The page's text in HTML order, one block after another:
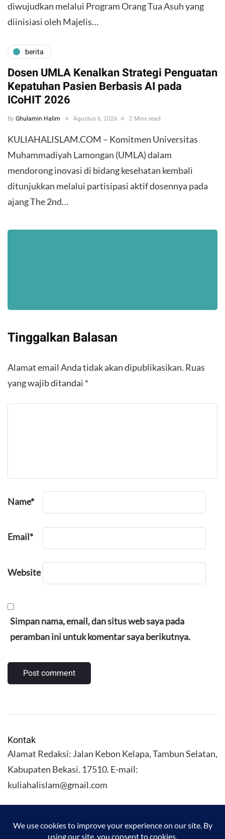
diwujudkan melalui Program Orang Tua Asuh yang
diinisiasi oleh Majelis…
berita
Dosen UMLA Kenalkan Strategi Penguatan
Kepatuhan Pasien Berbasis AI pada
ICoHIT 2026
By Ghulamin Halim Agustus 6, 2026 2 Mins read
KULIAHALISLAM.COM – Komitmen Universitas
Muhammadiyah Lamongan (UMLA) dalam
mendorong inovasi di bidang kesehatan kembali
ditunjukkan melalui partisipasi aktif dosennya pada
ajang The 2nd…
Tinggalkan Balasan
Alamat email Anda tidak akan dipublikasikan. Ruas
yang wajib ditandai *
Name*
Email*
Website
Simpan nama, email, dan situs web saya pada
peramban ini untuk komentar saya berikutnya.
Kontak
Alamat Redaksi: Jalan Kebon Kelapa, Tambun Selatan,
Kabupaten Bekasi. 17510. E-mail:
kuliahalislam@gmail.com